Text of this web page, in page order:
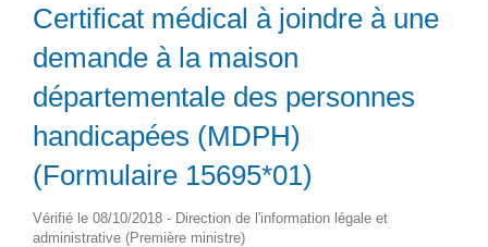
Certificat médical à joindre à une
demande à la maison
départementale des personnes
handicapées (MDPH)
(Formulaire 15695*01)
Vérifié le 08/10/2018 - Direction de l'information légale et
administrative (Première ministre)